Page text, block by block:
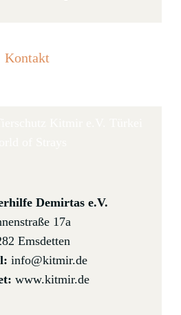
Kontakt
Demirtas e.V.
17a
Emsdetten
info@kitmir.de
www.kitmir.de